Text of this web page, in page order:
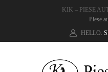
KIK – PIESE
Piese
HELLO.